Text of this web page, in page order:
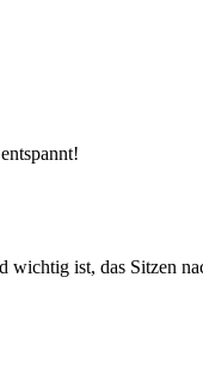
wichtig ist, das Sitzen